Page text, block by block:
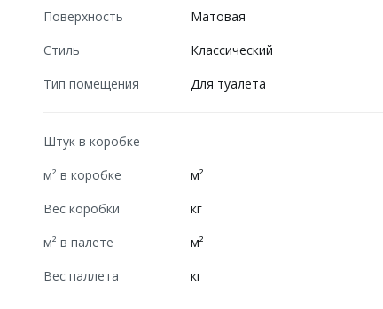
Поверхность
Матовая
Стиль
Классический
Тип помещения
Для туалета
Штук в коробке
м² в коробке
м²
Вес коробки
кг
м² в палете
м²
Вес паллета
кг